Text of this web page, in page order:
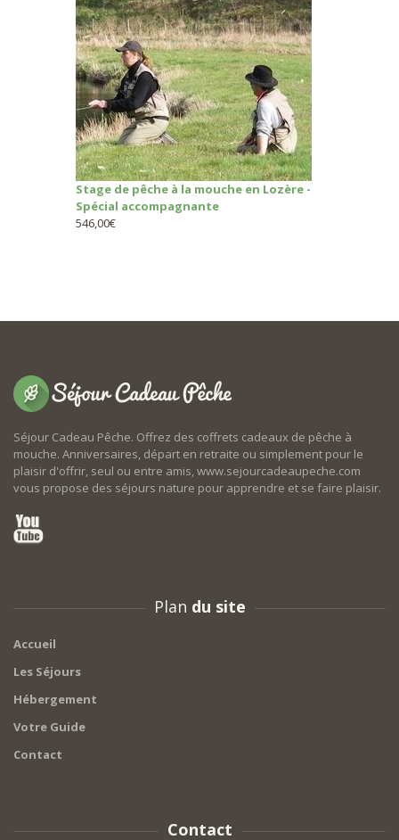
Stage de pêche à la mouche en Lozère -
Spécial accompagnante
546,00€
Séjour Cadeau Pêche. Offrez des coffrets cadeaux de pêche à
mouche. Anniversaires, départ en retraite ou simplement pour le
plaisir d'offrir, seul ou entre amis, www.sejourcadeaupeche.com
vous propose des séjours nature pour apprendre et se faire plaisir.
Plan du site
Accueil
Les Séjours
Hébergement
Votre Guide
Contact
Contact